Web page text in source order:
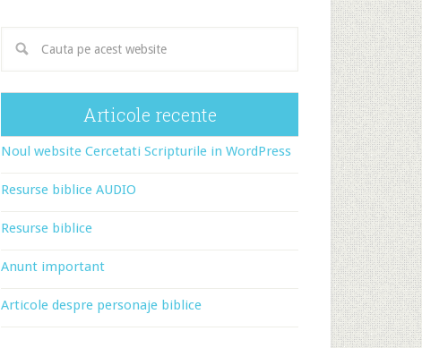
Articole recente
Noul website Cercetati Scripturile in WordPress
Resurse biblice AUDIO
Resurse biblice
Anunt important
Articole despre personaje biblice